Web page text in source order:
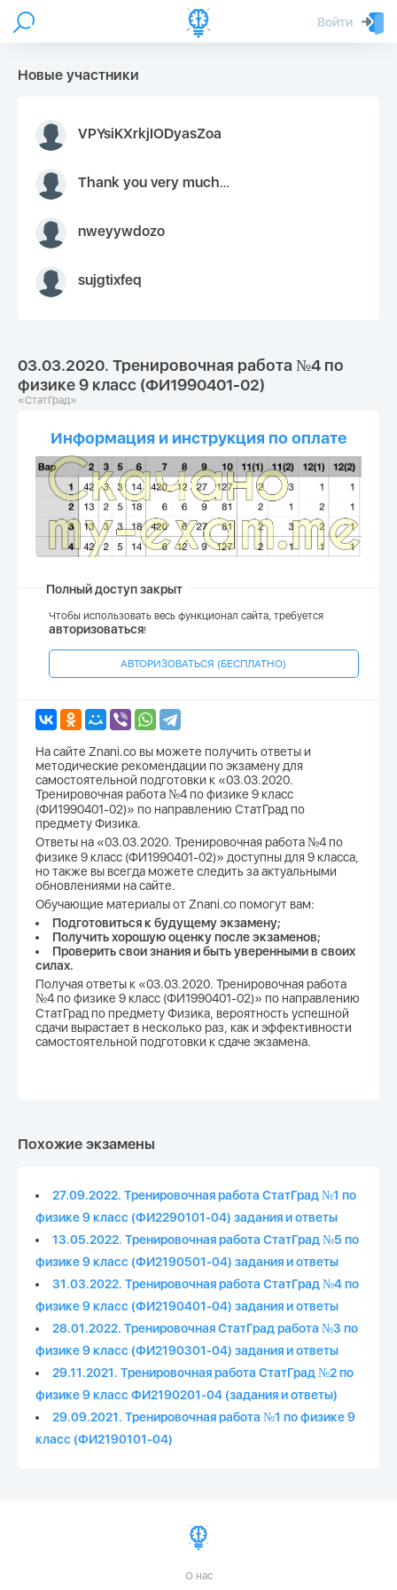
Войти
Новые участники
VPYsiKXrkjIODyasZoa
Thank you very much for your inquiry We appreciate you 9126052 https://youtube.com faceapple !
nweyywdozo
sujgtixfeq
03.03.2020. Тренировочная работа №4 по
физике 9 класс (ФИ1990401-02)
«СтатГрад»
Информация и инструкция по оплате
Полный доступ закрыт
Чтобы использовать весь функционал сайта, требуется
авторизоваться!
АВТОРИЗОВАТЬСЯ (БЕСПЛАТНО)
На сайте Znani.co вы можете получить ответы и
методические рекомендации по экзамену для
самостоятельной подготовки к «03.03.2020.
Тренировочная работа №4 по физике 9 класс
(ФИ1990401-02)» по направлению СтатГрад по
предмету Физика.
Ответы на «03.03.2020. Тренировочная работа №4 по
физике 9 класс (ФИ1990401-02)» доступны для 9 класса,
но также вы всегда можете следить за актуальными
обновлениями на сайте.
Обучающие материалы от Znani.co помогут вам:
Подготовиться к будущему экзамену;
Получить хорошую оценку после экзаменов;
Проверить свои знания и быть уверенными в своих
силах.
Получая ответы к «03.03.2020. Тренировочная работа
№4 по физике 9 класс (ФИ1990401-02)» по направлению
СтатГрад по предмету Физика, вероятность успешной
сдачи вырастает в несколько раз, как и эффективности
самостоятельной подготовки к сдаче экзамена.
Похожие экзамены
27.09.2022. Тренировочная работа СтатГрад №1 по
физике 9 класс (ФИ2290101-04) задания и ответы
13.05.2022. Тренировочная работа СтатГрад №5 по
физике 9 класс (ФИ2190501-04) задания и ответы
31.03.2022. Тренировочная работа СтатГрад №4 по
физике 9 класс (ФИ2190401-04) задания и ответы
28.01.2022. Тренировочная СтатГрад работа №3 по
физике 9 класс (ФИ2190301-04) задания и ответы
29.11.2021. Тренировочная работа СтатГрад №2 по
физике 9 класс ФИ2190201-04 (задания и ответы)
29.09.2021. Тренировочная работа №1 по физике 9
класс (ФИ2190101-04)
О нас